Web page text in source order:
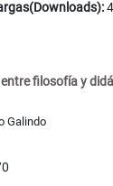
entre filosofía y
Galindo